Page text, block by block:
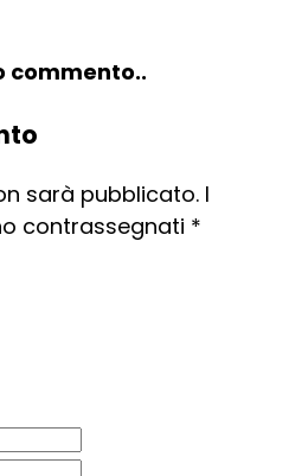
commento..
sarà pubblicato. I
contrassegnati *